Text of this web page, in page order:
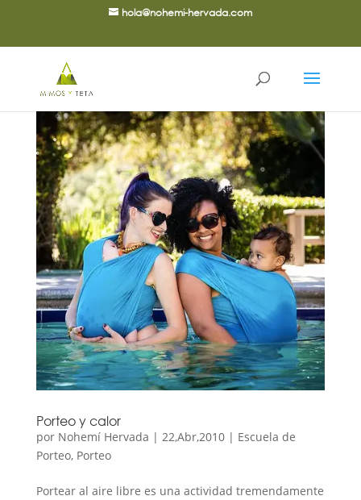
hola@nohemi-hervada.com
Porteo y calor
por Nohemí Hervada | 22,Abr,2010| Escuela de
Porteo, Porteo
Portear al aire libre es una actividad tremendamente